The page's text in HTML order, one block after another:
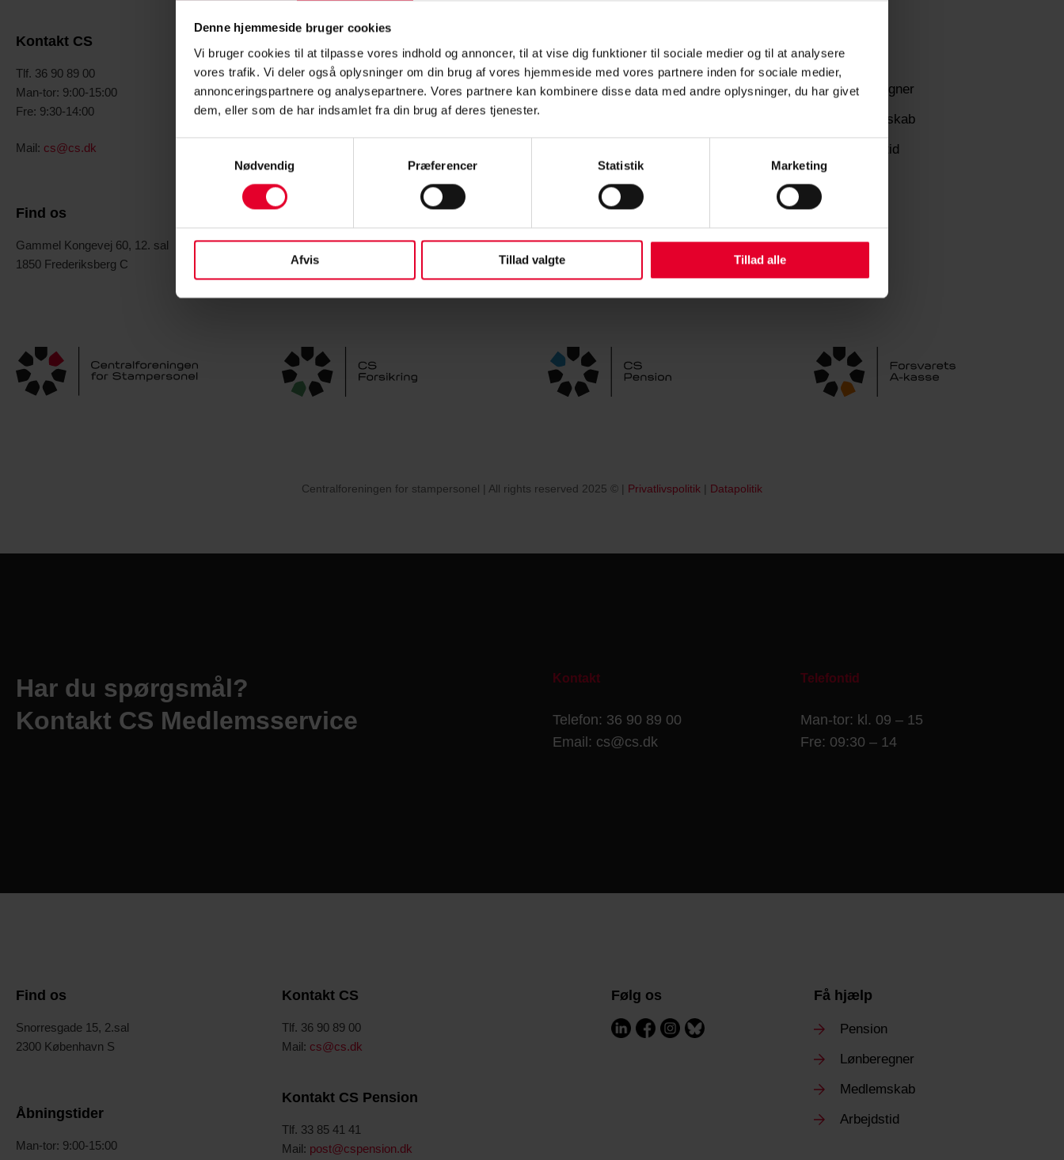
Denne hjemmeside bruger cookies
Vi bruger cookies til at tilpasse vores indhold og annoncer, til at vise dig funktioner til sociale medier og til at analysere
vores trafik. Vi deler også oplysninger om din brug af vores hjemmeside med vores partnere inden for sociale medier,
annonceringspartnere og analysepartnere. Vores partnere kan kombinere disse data med andre oplysninger, du har givet
dem, eller som de har indsamlet fra din brug af deres tjenester.
Nødvendig
Præferencer Statistik Marketing
Afvis Tillad valgte Tillad alle
Kontakt CS
Tlf. 36 90 89 00
Man-tor: 9:00-15:00
Fre: 9:30-14:00
Mail: cs@cs.dk
Find os
Gammel Kongevej 60, 12. sal
1850 Frederiksberg C
Kontakt CS Pension
Tlf. 33 85 41 41
Man-tor: 9:30-11:30 & 12:30-15:00
Fre: 9:30-11:30 & 12:30-14:00
Pension
Lønberegner
Medlemskab
Arbejdstid
Centralforeningen for stampersonel | All rights reserved 2025 © | Privatlivspolitik | Datapolitik
Har du spørgsmål?
Kontakt CS Medlemsservice
Kontakt
Telefon: 36 90 89 00
Email: cs@cs.dk
Telefontid
Man-tor: kl. 09 – 15
Fre: 09:30 – 14
Find os
Snorresgade 15, 2.sal
2300 København S
Åbningstider
Man-tor: 9:00-15:00
Kontakt CS
Tlf. 36 90 89 00
Mail: cs@cs.dk
Kontakt CS Pension
Tlf. 33 85 41 41
Mail: post@cspension.dk
Følg os Få hjælp
Pension
Lønberegner
Medlemskab
Arbejdstid